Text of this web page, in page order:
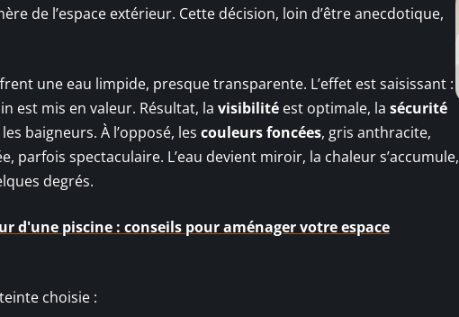
de l’espace extérieur. Cette décision, loin d’être anecdotique,
une eau limpide, presque transparente. L’effet est saisissant :
est mis en valeur. Résultat, la visibilité est optimale, la sécurité
baigneurs. À l’opposé, les couleurs foncées, gris anthracite,
spectaculaire. L’eau devient miroir, la chaleur s’accumule,
degrés.
d'une piscine : conseils pour aménager votre espace
choisie :